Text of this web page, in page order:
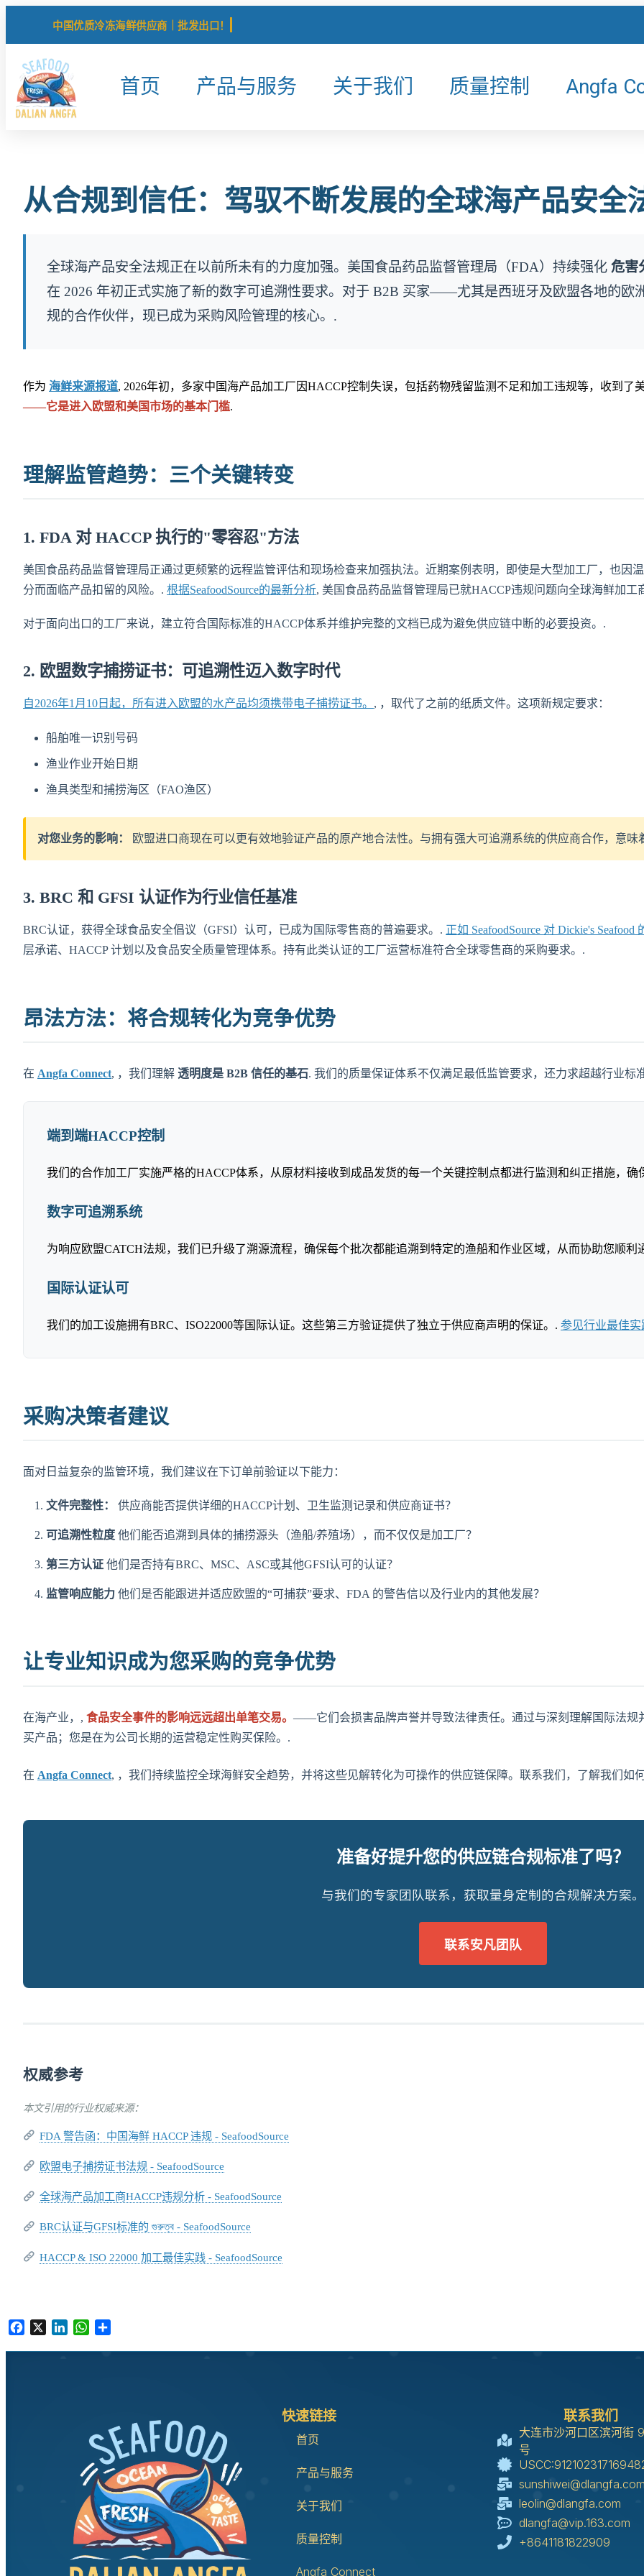
中国优质冷冻海鲜供应商｜批发出口！
首页 产品与服务 关于我们 质量控制 Angfa
从合规到信任：驾驭不断发展的全球海产品安全
全球海产品安全法规正在以前所未有的力度加强。美国食品药品监督管理局（FDA）持续强化 危害
在 2026 年初正式实施了新的数字可追溯性要求。对于 B2B 买家——尤其是西班牙及欧盟各地的欧
规的合作伙伴，现已成为采购风险管理的核心。.
作为 海鲜来源报道, 2026年初，多家中国海产品加工厂因HACCP控制失误，包括药物残留监测不足和加工违规等，收到
——它是进入欧盟和美国市场的基本门槛.
理解监管趋势：三个关键转变
1. FDA 对 HACCP 执行的"零容忍"方法
美国食品药品监督管理局正通过更频繁的远程监管评估和现场检查来加强执法。近期案例表明，即使是大型加工厂，也因
分而面临产品扣留的风险。. 根据SeafoodSource的最新分析, 美国食品药品监督管理局已就HACCP违规问题向全球海鲜加工
对于面向出口的工厂来说，建立符合国际标准的HACCP体系并维护完整的文档已成为避免供应链中断的必要投资。.
2. 欧盟数字捕捞证书：可追溯性迈入数字时代
自2026年1月10日起，所有进入欧盟的水产品均须携带电子捕捞证书。 , ，取代了之前的纸质文件。这项新规定要求：
船舶唯一识别号码
渔业作业开始日期
渔具类型和捕捞海区（FAO渔区）
对您业务的影响： 欧盟进口商现在可以更有效地验证产品的原产地合法性。与拥有强大可追溯系统的供应商合作，意
3. BRC 和 GFSI 认证作为行业信任基准
BRC认证，获得全球食品安全倡议（GFSI）认可，已成为国际零售商的普遍要求。. 正如 SeafoodSource 对 Dickie's
层承诺、HACCP 计划以及食品安全质量管理体系。持有此类认证的工厂运营标准符合全球零售商的采购要求。.
昂法方法：将合规转化为竞争优势
在 Angfa Connect, ，我们理解 透明度是 B2B 信任的基石. 我们的质量保证体系不仅满足最低监管要求，还力求超越行业标
端到端HACCP控制
我们的合作加工厂实施严格的HACCP体系，从原材料接收到成品发货的每一个关键控制点都进行监测和纠正措施，
数字可追溯系统
为响应欧盟CATCH法规，我们已升级了溯源流程，确保每个批次都能追溯到特定的渔船和作业区域，从而协助您顺利
国际认证认可
我们的加工设施拥有BRC、ISO22000等国际认证。这些第三方验证提供了独立于供应商声明的保证。. 参见行业最佳实
采购决策者建议
面对日益复杂的监管环境，我们建议在下订单前验证以下能力：
文件完整性： 供应商能否提供详细的HACCP计划、卫生监测记录和供应商证书？
可追溯性粒度 他们能否追溯到具体的捕捞源头（渔船/养殖场），而不仅仅是加工厂？
第三方认证 他们是否持有BRC、MSC、ASC或其他GFSI认可的认证？
监管响应能力 他们是否能跟进并适应欧盟的“可捕获”要求、FDA 的警告信以及行业内的其他发展？
让专业知识成为您采购的竞争优势
在海产业，, 食品安全事件的影响远远超出单笔交易。 ——它们会损害品牌声誉并导致法律责任。通过与深刻理解国际法规
买产品；您是在为公司长期的运营稳定性购买保险。.
在 Angfa Connect, ，我们持续监控全球海鲜安全趋势，并将这些见解转化为可操作的供应链保障。联系我们，了解我们如
准备好提升您的供应链合规标准了吗？
与我们的专家团队联系，获取量身定制的合规解决方案。
联系安凡团队
权威参考
本文引用的行业权威来源：
FDA 警告函：中国海鲜 HACCP 违规 - SeafoodSource
欧盟电子捕捞证书法规 - SeafoodSource
全球海产品加工商HACCP违规分析 - SeafoodSource
BRC认证与GFSI标准的 গুরুত্ব - SeafoodSource
HACCP & ISO 22000 加工最佳实践 - SeafoodSource
Facebook LinkedInWhatsApp
快速链接
首页
产品与服务
关于我们
质量控制
Angfa Connect
联系我们
大连市沙河口区滨河街
号
leolin@dlangfa.com
dlangfa@vip.163.com
+8641181822909